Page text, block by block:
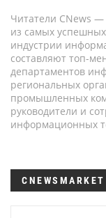
Читатели CNews —
из самых
индустрии
составляют топ-
департаментов
региональных
промышленных
руководители и
информационных
CNEWSMARKET